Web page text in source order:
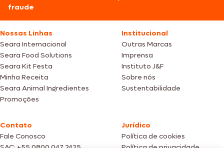
fraude
Nossas Linhas
Seara Internacional
Seara Food Solutions
Seara Kit Festa
Minha Receita
Seara Animal Ingredientes
Promoções
Institucional
Outras Marcas
Imprensa
Instituto J&F
Sobre nós
Sustentabilidade
Contato
Fale Conosco
Jurídico
Política de cookies